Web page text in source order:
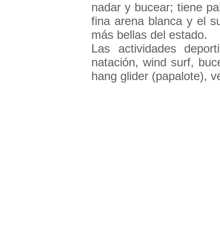
nadar y bucear; tiene
fina arena blanca y el
más bellas del estado.
Las actividades
natación, wind surf,
hang glider (papalote),